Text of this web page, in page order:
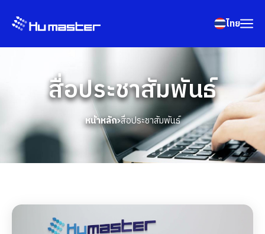
ไทย
สื่อประชาสัมพันธ์
หน้าหลัก สื่อประชาสัมพันธ์